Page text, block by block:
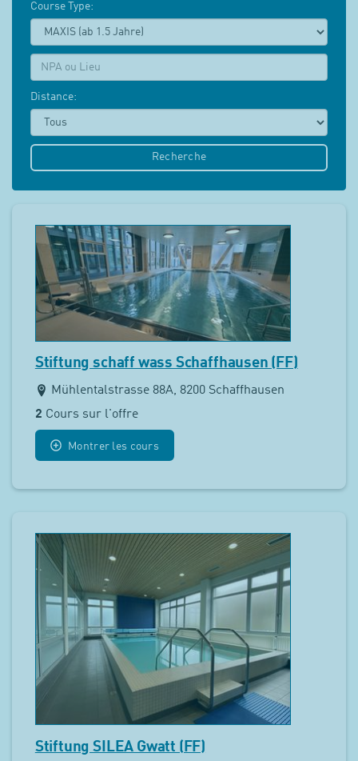
Course Type:
NPA:
Distance:
Recherche
Stiftung schaff wass Schaffhausen (FF)
Mühlentalstrasse 88A, 8200 Schaffhausen
2 Cours sur l'offre
Montrer les cours
Stiftung SILEA Gwatt (FF)